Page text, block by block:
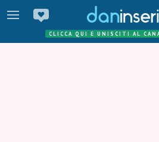
CLICCA QUI E UNISCITI AL